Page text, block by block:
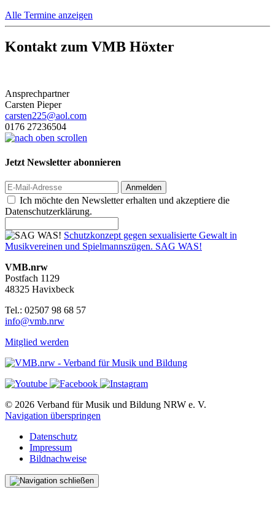
Alle Termine anzeigen
Kontakt zum VMB Höxter
Ansprechpartner
Carsten Pieper
carsten225@aol.com
0176 27236504
Jetzt Newsletter abonnieren
Anmelden
Ich möchte den Newsletter erhalten und akzeptiere die
Datenschutzerklärung.
Schutzkonzept gegen sexualisierte Gewalt in
Musikvereinen und Spielmannszügen. SAG WAS!
VMB.nrw
Postfach 1129
48325 Havixbeck
Tel.: 02507 98 68 57
info@vmb.nrw
Mitglied werden
© 2026 Verband für Musik und Bildung NRW e. V.
Navigation überspringen
Datenschutz
Impressum
Bildnachweise